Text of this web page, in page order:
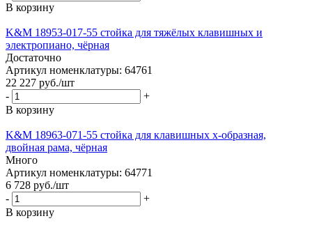
В корзину
K&M 18953-017-55 стойка для тяжёлых клавишных и
электропиано, чёрная
Достаточно
Артикул номенклатуры: 64761
22 227 руб./шт
-
+
В корзину
K&M 18963-071-55 стойка для клавишных х-образная,
двойная рама, чёрная
Много
Артикул номенклатуры: 64771
6 728 руб./шт
-
+
В корзину